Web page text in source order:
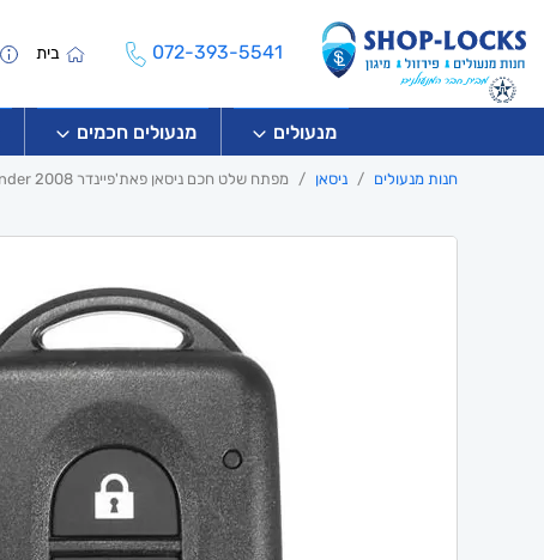
072-393-5541 בית
מנעולים מנעולים חכמים
חנות מנעולים ניסאן מפתח שלט חכם ניסאן פאת'פיינדר Nissan Pathfinder 2008